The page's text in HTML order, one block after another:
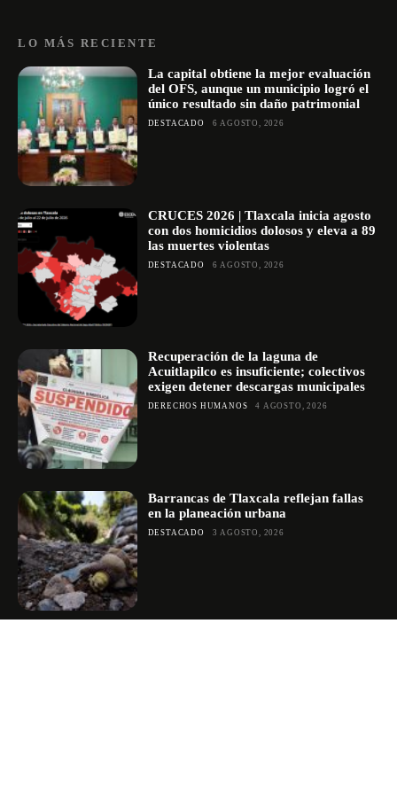
LO MÁS RECIENTE
La capital obtiene la mejor evaluación
del OFS, aunque un municipio logró el
único resultado sin daño patrimonial
DESTACADO 6 AGOSTO, 2026
CRUCES 2026 | Tlaxcala inicia agosto
con dos homicidios dolosos y eleva a 89
las muertes violentas
DESTACADO 6 AGOSTO, 2026
Recuperación de la laguna de
Acuitlapilco es insuficiente; colectivos
exigen detener descargas municipales
DERECHOS HUMANOS 4 AGOSTO, 2026
Barrancas de Tlaxcala reflejan fallas
en la planeación urbana
DESTACADO 3 AGOSTO, 2026